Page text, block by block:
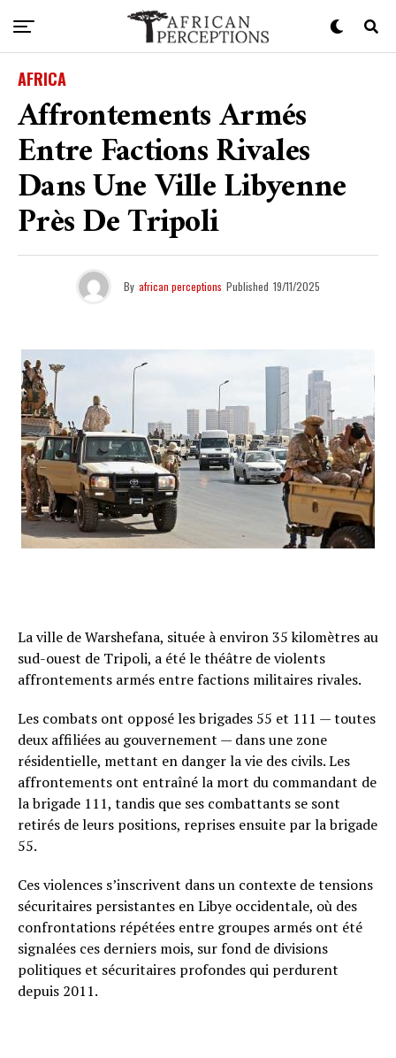
AFRICA
Affrontements Armés
Entre Factions Rivales
Dans Une Ville Libyenne
Près De Tripoli
By african perceptions Published 19/11/2025
La ville de Warshefana, située à environ 35 kilomètres au
sud-ouest de Tripoli, a été le théâtre de violents
affrontements armés entre factions militaires rivales.
Les combats ont opposé les brigades 55 et 111 — toutes
deux affiliées au gouvernement — dans une zone
résidentielle, mettant en danger la vie des civils. Les
affrontements ont entraîné la mort du commandant de
la brigade 111, tandis que ses combattants se sont
retirés de leurs positions, reprises ensuite par la brigade
55.
Ces violences s’inscrivent dans un contexte de tensions
sécuritaires persistantes en Libye occidentale, où des
confrontations répétées entre groupes armés ont été
signalées ces derniers mois, sur fond de divisions
politiques et sécuritaires profondes qui perdurent
depuis 2011.